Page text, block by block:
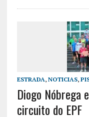
ESTRADA, NOTICIAS,
Diogo Nóbrega
circuito do EPF